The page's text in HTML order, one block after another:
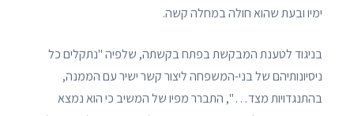
ימיו ובעת שהוא חולה במחלה קשה.
בניגוד לטענת המבקשת בפתח בקשתה, שלפיה "נתקלים כל
ניסיונותיהם של בני-המשפחה ליצור קשר ישיר עם הממנה,
בהתנגדויות מצד… ", התברר מפיו של המשיב כי הוא נמצא